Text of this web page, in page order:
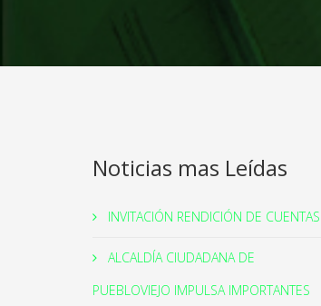
Noticias mas Leídas
INVITACIÓN RENDICIÓN DE CUENTAS
ALCALDÍA CIUDADANA DE
PUEBLOVIEJO IMPULSA IMPORTANTES